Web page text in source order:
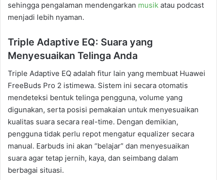
sehingga pengalaman mendengarkan musik atau podcast
menjadi lebih nyaman.
Triple Adaptive EQ: Suara yang
Menyesuaikan Telinga Anda
Triple Adaptive EQ adalah fitur lain yang membuat Huawei
FreeBuds Pro 2 istimewa. Sistem ini secara otomatis
mendeteksi bentuk telinga pengguna, volume yang
digunakan, serta posisi pemakaian untuk menyesuaikan
kualitas suara secara real-time. Dengan demikian,
pengguna tidak perlu repot mengatur equalizer secara
manual. Earbuds ini akan “belajar” dan menyesuaikan
suara agar tetap jernih, kaya, dan seimbang dalam
berbagai situasi.